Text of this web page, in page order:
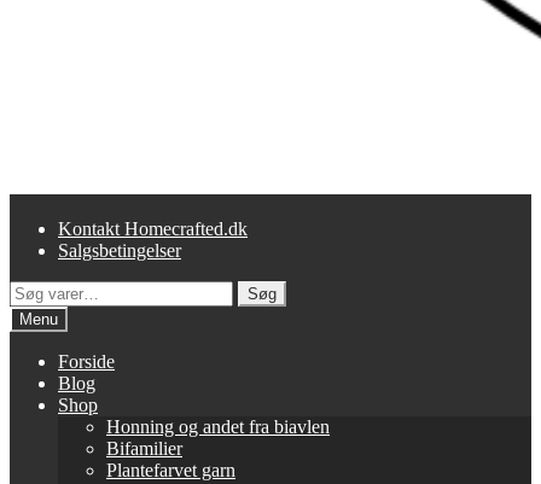
Kontakt Homecrafted.dk
Salgsbetingelser
Søg
efter:
Søg
Menu
Forside
Blog
Shop
Honning og andet fra biavlen
Bifamilier
Plantefarvet garn